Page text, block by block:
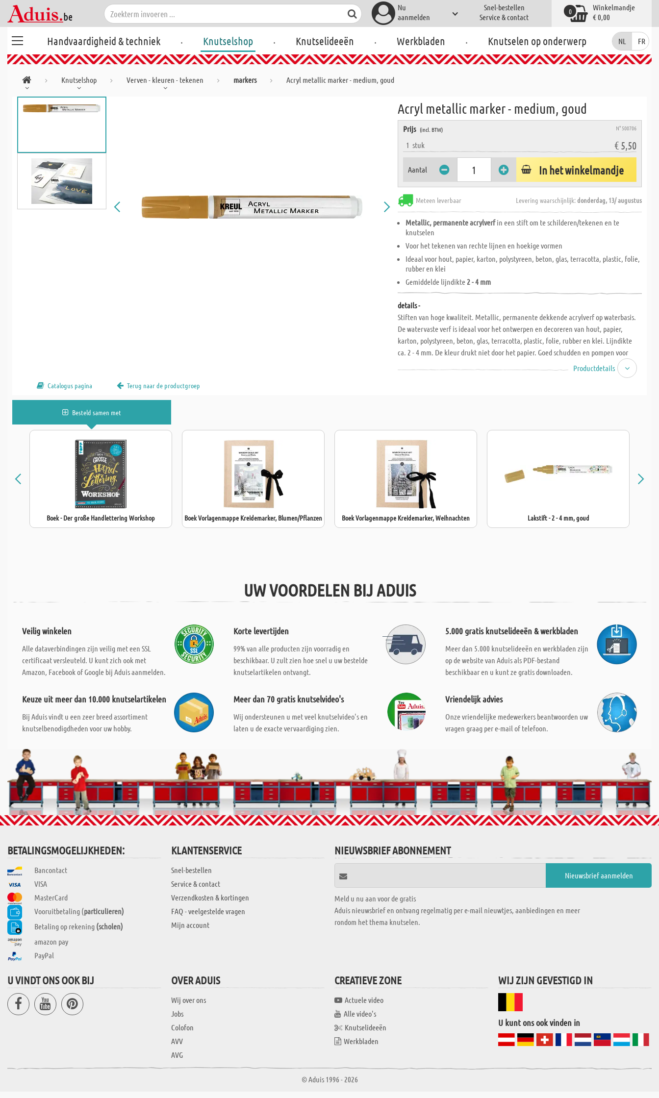
Nu
aanmelden
Snel-bestellen
Service & contact
Winkelmandje
€ 0,00
0
Handvaardigheid & techniek . Knutselshop . Knutselideeën . Werkbladen . Knutselen op onderwerp NL FR
Knutselshop Verven - kleuren - tekenen markers Acryl metallic marker - medium, goud
Acryl metallic marker - medium, goud
Prijs (incl. BTW) N° 500706
1stuk € 5,50
Aantal In het winkelmandje
Meteen leverbaar Levering waarschijnlijk:donderdag, 13/ augustus
Metallic, permanente acrylverfin een stift om te schilderen/tekenen en te
knutselen
Voor het tekenen van rechte lijnen en hoekige vormen
Ideaal voor hout, papier, karton, polystyreen, beton, glas, terracotta, plastic, folie,
rubber en klei
Gemiddelde lijndikte2 - 4 mm
details -
Stiften van hoge kwaliteit. Metallic, permanente dekkende acrylverf op waterbasis.
De watervaste verf is ideaal voor het ontwerpen en decoreren van hout, papier,
karton, polystyreen, beton, glas, terracotta, plastic, folie, rubber en klei. Lijndikte
ca. 2 - 4 mm. De kleur drukt niet door het papier. Goed schudden en pompen voor
Productdetails
Catalogus pagina Terug naar de productgroep
Besteld samen met
Boek - Der große Handlettering Workshop Boek Vorlagenmappe Kreidemarker, Blumen/Pflanzen Boek Vorlagenmappe Kreidemarker, Weihnachten Lakstift - 2 - 4 mm, goud
UW VOORDELEN BIJ ADUIS
Veilig winkelen
Alle dataverbindingen zijn veilig met een SSL
certificaat versleuteld. U kunt zich ook met
Amazon, Facebook of Google bij Aduis aanmelden.
Korte levertijden
99% van alle producten zijn voorradig en
beschikbaar. U zult zien hoe snel u uw bestelde
knutselartikelen ontvangt.
5.000 gratis knutselideeën & werkbladen
Meer dan 5.000 knutselideeën en werkbladen zijn
op de website van Aduis als PDF-bestand
beschikbaar en u kunt ze gratis downloaden.
Keuze uit meer dan 10.000 knutselartikelen
Bij Aduis vindt u een zeer breed assortiment
knutselbenodigdheden voor uw hobby.
Meer dan 70 gratis knutselvideo's
Wij ondersteunen u met veel knutselvideo's en
laten u de exacte vervaardiging zien.
Vriendelijk advies
Onze vriendelijke medewerkers beantwoorden uw
vragen graag per e-mail of telefoon.
BETALINGSMOGELIJKHEDEN:
Bancontact
VISA
MasterCard
Vooruitbetaling (particulieren)
Betaling op rekening (scholen)
amazon pay
PayPal
KLANTENSERVICE
Snel-bestellen
Service & contact
Verzendkosten & kortingen
FAQ - veelgestelde vragen
Mijn account
NIEUWSBRIEF ABONNEMENT
Meld u nu aan voor de gratis
Aduis nieuwsbrief en ontvang regelmatig per e-mail nieuwtjes, aanbiedingen en meer
rondom het thema knutselen.
U VINDT ONS OOK BIJ OVER ADUIS
Wij over ons
Jobs
Colofon
AVV
AVG
CREATIEVE ZONE
Actuele video
Alle video's
Knutselideeën
Werkbladen
WIJ ZIJN GEVESTIGD IN
U kunt ons ook vinden in
© Aduis 1996 - 2026